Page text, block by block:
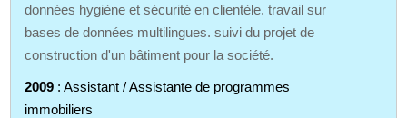
données hygiène et sécurité en clientèle. travail sur
bases de données multilingues. suivi du projet de
construction d'un bâtiment pour la société.
2009 : Assistant / Assistante de programmes
immobiliers